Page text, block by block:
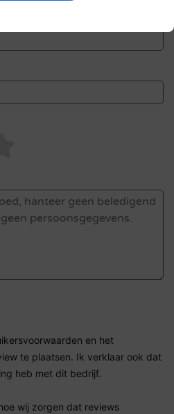
en het
te plaatsen. Ik verklaar ook dat
heb met dit bedrijf.
wij zorgen dat reviews